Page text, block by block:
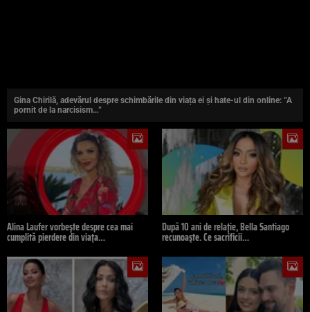
Gina Chirilă, adevărul despre schimbările din viața ei și hate-ul din online: ”A
pornit de la narcisism…”
Alina Laufer vorbește despre cea mai
cumplită pierdere din viața…
După 10 ani de relație, Bella Santiago
recunoaște. Ce sacrificii…